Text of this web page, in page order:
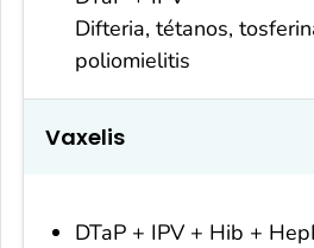
Difteria, tétanos,
poliomielitis
Vaxelis
DTaP + IPV + Hib +